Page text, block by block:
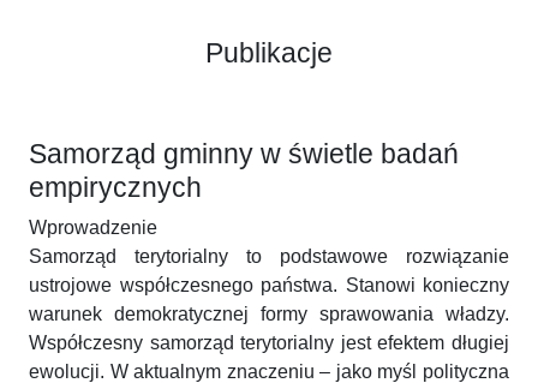
Publikacje
Samorząd gminny w świetle badań
empirycznych
Wprowadzenie
Samorząd terytorialny to podstawowe rozwiązanie
ustrojowe współczesnego państwa. Stanowi konieczny
warunek demokratycznej formy sprawowania władzy.
Współczesny samorząd terytorialny jest efektem długiej
ewolucji. W aktualnym znaczeniu – jako myśl polityczna